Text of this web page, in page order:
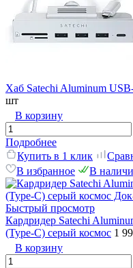
Хаб Satechi Aluminum
шт
В корзину
Подробнее
Купить в 1 клик
В избранное
В
Быстрый просмотр
Кардридер Satechi
(Type-C) серый космос 1
В корзину